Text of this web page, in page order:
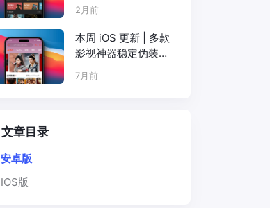
苹果
2月前
本周 iOS 更新 | 多款
影视神器稳定伪装上
7月前
文章目录
安卓版
IOS版